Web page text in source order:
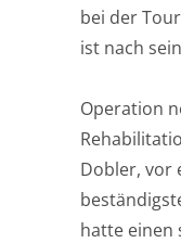
bei der
ist nach
Operation
Dobler, vor
hatte einen